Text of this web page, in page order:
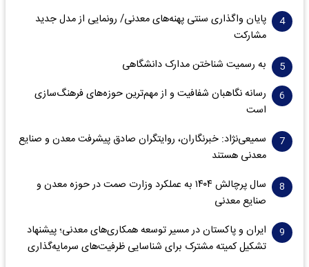
پایان واگذاری‌ سنتی پهنه‌های معدنی/ رونمایی از مدل جدید
مشارکت
به رسمیت شناختن مدارک دانشگاهی
رسانه نگاهبان شفافیت و از مهم‌ترین حوزه‌های فرهنگ‌سازی
است
سمیعی‌نژاد: خبرنگاران، روایتگران صادق پیشرفت معدن و صنایع
معدنی هستند
سال پرچالش ۱۴۰۴ به عملکرد وزارت صمت در حوزه معدن و
صنایع معدنی
ایران و پاکستان در مسیر توسعه همکاری‌های معدنی؛ پیشنهاد
تشکیل کمیته مشترک برای شناسایی ظرفیت‌های سرمایه‌گذاری